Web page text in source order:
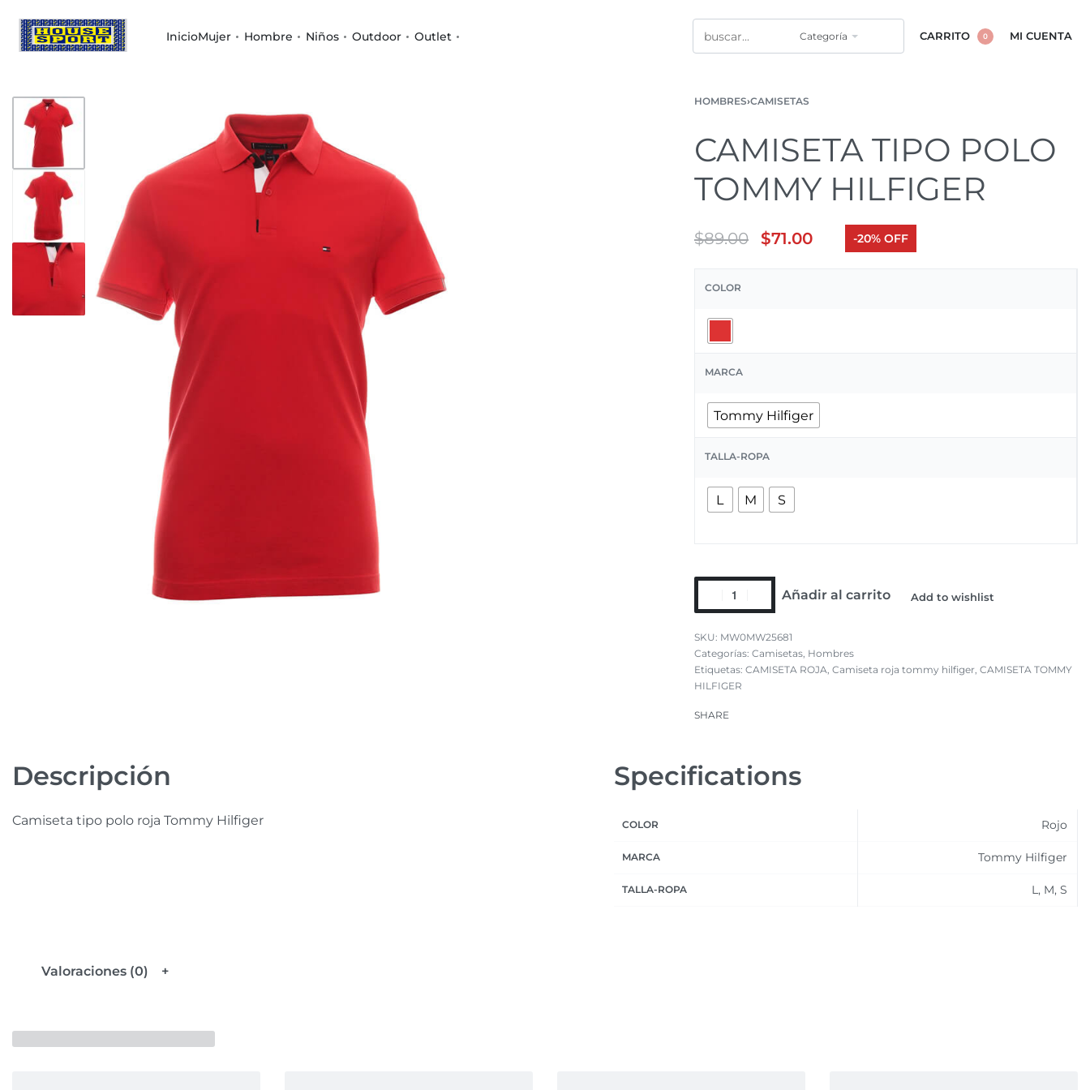
InicioMujer Hombre Niños Outdoor Outlet Categoría CARRITO 0 MI CUENTA
HOMBRES›CAMISETAS
CAMISETA TIPO POLO
TOMMY HILFIGER
$89.00 $71.00 -20% OFF
COLOR
MARCA
Tommy Hilfiger
TALLA-ROPA
L M S
Añadir al carrito Add to wishlist
MW0MW25681
Categorías: Camisetas, Hombres
Etiquetas: CAMISETA ROJA, Camiseta roja tommy hilfiger, CAMISETA TOMMY
HILFIGER
SHARE
Descripción
Camiseta tipo polo roja Tommy Hilfiger
Specifications
COLOR Rojo
MARCA Tommy Hilfiger
TALLA-ROPA L, M, S
Valoraciones (0)